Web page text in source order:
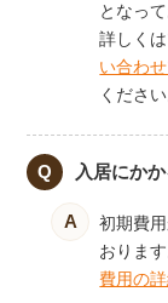
となっ
詳しく
い合わ
ください
入居にか
初期費
おります
費用の